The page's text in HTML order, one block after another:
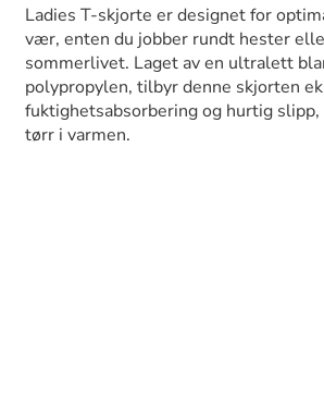
Ladies T-skjorte er designet for
vær, enten du jobber rundt hester
sommerlivet. Laget av en ultralett
polypropylen, tilbyr denne skjorten
fuktighetsabsorbering og hurtig
tørr i varmen.